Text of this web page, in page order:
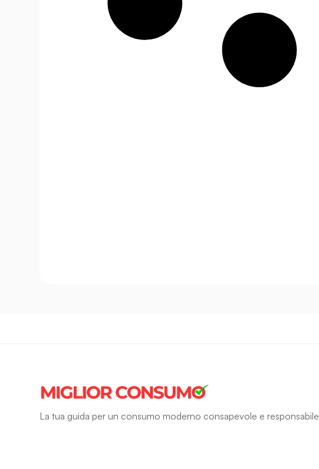
La tua guida per un consumo moderno consapevole e responsabile